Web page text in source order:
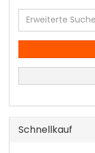
Erweiterte
Suche
Schnellkauf